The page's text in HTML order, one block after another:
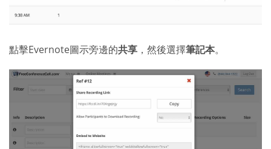
點擊Evernote圖示旁邊的共享 ，然後選擇筆記本。